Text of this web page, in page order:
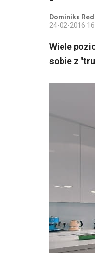
Dominika
24-02-2016
Wiele
sobie z